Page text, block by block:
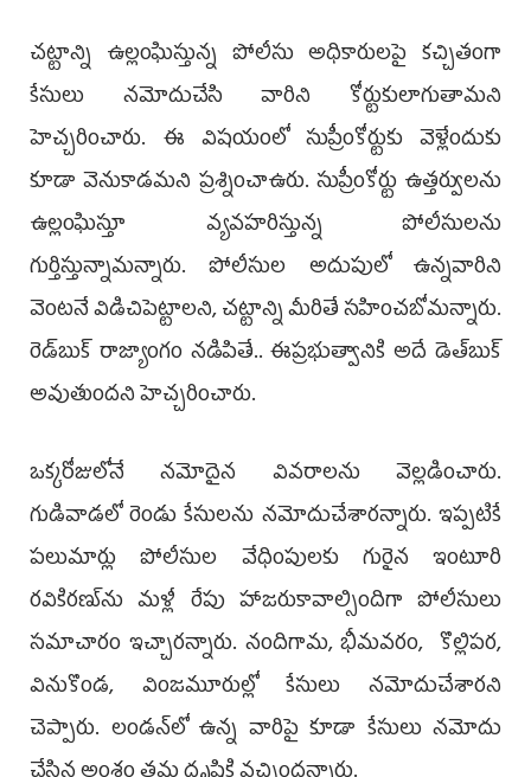
చట్టాన్ని ఉల్లంఘిస్తున్న పోలీసు అధికారులపై కచ్చితంగా
కేసులు నమోదుచేసి వారిని కోర్టుకులాగుతామని
హెచ్చరించారు. ఈ విషయంలో సుప్రీంకోర్టుకు వెళ్లేందుకు
కూడా వెనుకాడమని ప్రశ్నించాఉరు. సుప్రీంకోర్టు ఉత్తర్వులను
ఉల్లంఘిస్తూ వ్యవహరిస్తున్న పోలీసులను
గుర్తిస్తున్నామన్నారు. పోలీసుల అదుపులో ఉన్నవారిని
వెంటనే విడిచిపెట్టాలని, చట్టాన్ని మీరితే సహించబోమన్నారు.
రెడ్‌బుక్‌ రాజ్యాంగం నడిపితే.. ఈప్రభుత్వానికి అదే డెత్‌బుక్‌
అవుతుందని హెచ్చరించారు.
ఒక్కరోజులోనే నమోదైన వివరాలను వెల్లడించారు.
గుడివాడలో రెండు కేసులను నమోదుచేశారన్నారు. ఇప్పటికే
పలుమార్లు పోలీసుల వేధింపులకు గురైన ఇంటూరి
రవికిరణ్‌ను మళ్లీ రేపు హాజరుకావాల్సిందిగా పోలీసులు
సమాచారం ఇచ్చారన్నారు. నందిగామ, భీమవరం, కొల్లిపర,
వినుకొండ, వింజమూరుల్లో కేసులు నమోదుచేశారని
చెప్పారు. లండన్‌లో ఉన్న వారిపై కూడా కేసులు నమోదు